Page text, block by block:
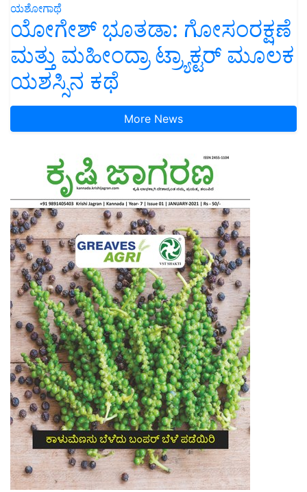
ಯಶೋಗಾಥೆ
ಯೋಗೇಶ್ ಭೂತಡಾ: ಗೋಸಂರಕ್ಷಣೆ
ಮತ್ತು ಮಹೀಂದ್ರಾ ಟ್ರ್ಯಾಕ್ಟರ್ ಮೂಲಕ
ಯಶಸ್ಸಿನ ಕಥೆ
More News